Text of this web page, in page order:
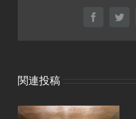
Facebook
関連投稿